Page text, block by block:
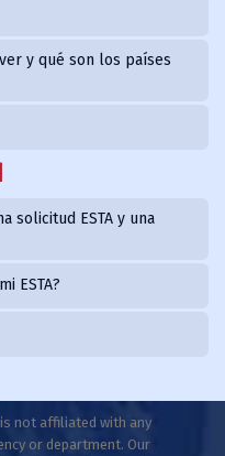
y qué son los países
solicitud ESTA y una
ESTA?
not affiliated with any
or department. Our